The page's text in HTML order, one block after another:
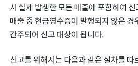
시 실제 발생한 모든 매출에 포함하여
매출 중 현금영수증이 발행되지 않은 경
간주되어 신고 대상이 됩니다.
신고를 위해서는 다음과 같은 절차를 따